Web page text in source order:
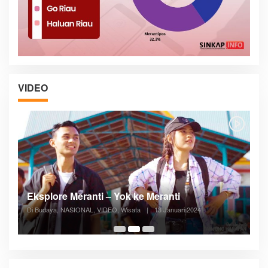
VIDEO
05:08
Posyandu Melayani Semua Siklus Hidup
Di ADVERTORIAL, Kesehatan, VIDEO | 27 Desember 2023